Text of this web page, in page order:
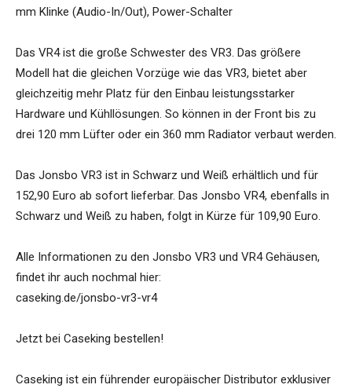
mm Klinke (Audio-In/Out), Power-Schalter
Das VR4 ist die große Schwester des VR3. Das größere
Modell hat die gleichen Vorzüge wie das VR3, bietet aber
gleichzeitig mehr Platz für den Einbau leistungsstarker
Hardware und Kühllösungen. So können in der Front bis zu
drei 120 mm Lüfter oder ein 360 mm Radiator verbaut werden.
Das Jonsbo VR3 ist in Schwarz und Weiß erhältlich und für
152,90 Euro ab sofort lieferbar. Das Jonsbo VR4, ebenfalls in
Schwarz und Weiß zu haben, folgt in Kürze für 109,90 Euro.
Alle Informationen zu den Jonsbo VR3 und VR4 Gehäusen,
findet ihr auch nochmal hier:
caseking.de/jonsbo-vr3-vr4
Jetzt bei Caseking bestellen!
Caseking ist ein führender europäischer Distributor exklusiver